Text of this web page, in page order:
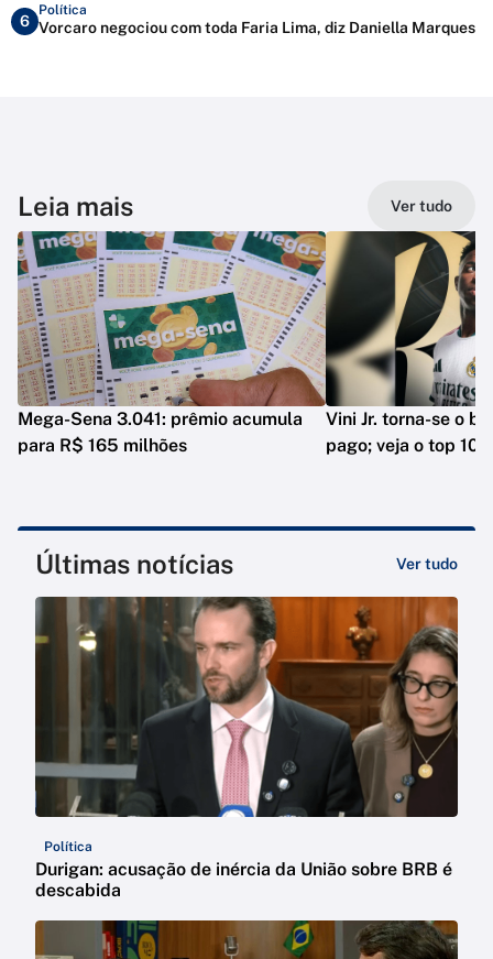
6
Política
Vorcaro negociou com toda Faria Lima, diz Daniella Marques
Leia mais Ver tudo
Mega-Sena 3.041: prêmio acumula
para R$ 165 milhões
Vini Jr. torna-se o
pago; veja o top 10
Últimas notícias Ver tudo
Política
Durigan: acusação de inércia da União sobre BRB é
descabida